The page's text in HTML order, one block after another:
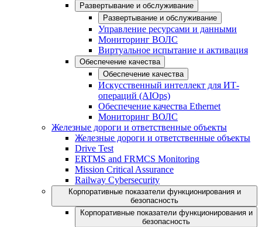
Развертывание и обслуживание
Развертывание и обслуживание
Управление ресурсами и данными
Мониторинг ВОЛС
Виртуальное испытание и активация
Обеспечение качества
Обеспечение качества
Искусственный интеллект для ИТ-
операций (AIOps)
Обеспечение качества Ethernet
Мониторинг ВОЛС
Железные дороги и ответственные объекты
Железные дороги и ответственные объекты
Drive Test
ERTMS and FRMCS Monitoring
Mission Critical Assurance
Railway Cybersecurity
Корпоративные показатели функционирования и
безопасность
Корпоративные показатели функционирования и
безопасность